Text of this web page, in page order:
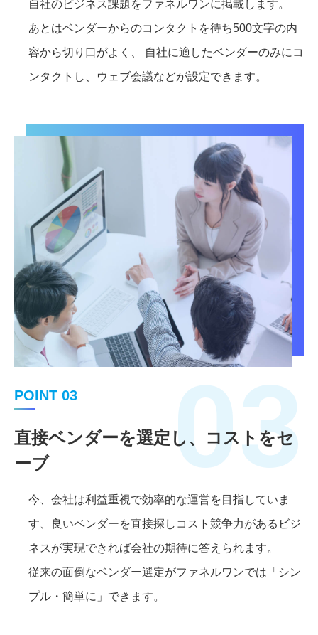
自社のビジネス課題をファネルワンに掲載します。
あとはベンダーからのコンタクトを待ち500文字の内
容から切り口がよく、 自社に適したベンダーのみにコ
ンタクトし、ウェブ会議などが設定できます。
POINT 03
直接ベンダーを選定し、コストをセ
ーブ
03
今、会社は利益重視で効率的な運営を目指していま
す、良いベンダーを直接探しコスト競争力があるビジ
ネスが実現できれば会社の期待に答えられます。
従来の面倒なベンダー選定がファネルワンでは「シン
プル・簡単に」できます。